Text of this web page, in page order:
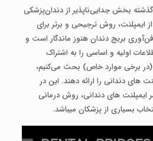
بخش جدایی‌ناپذیر از دندان‌پزشکی
ایمپلنت، روش ترجیحی و برتر برای
بریج دندان هنوز ماندگار است و
اولیه و اساسی را به اشتراک
(در برخی موارد خاص) بحث می‌کنیم،
های دندانی را ارائه دهند. این در
های دندانی، روش درمانی
بسیاری از پزشکان می­باشد.